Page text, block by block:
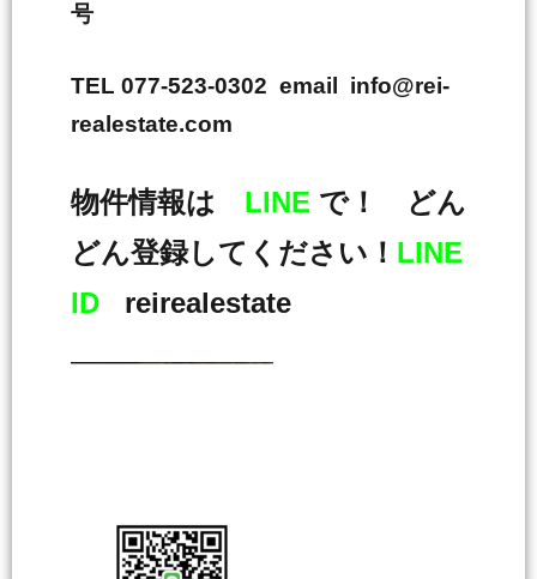
号
TEL 077-523-0302 email info@rei-
realestate.com
物件情報は LINE で！ どん
どん登録してください！ LINE
ID reirealestate